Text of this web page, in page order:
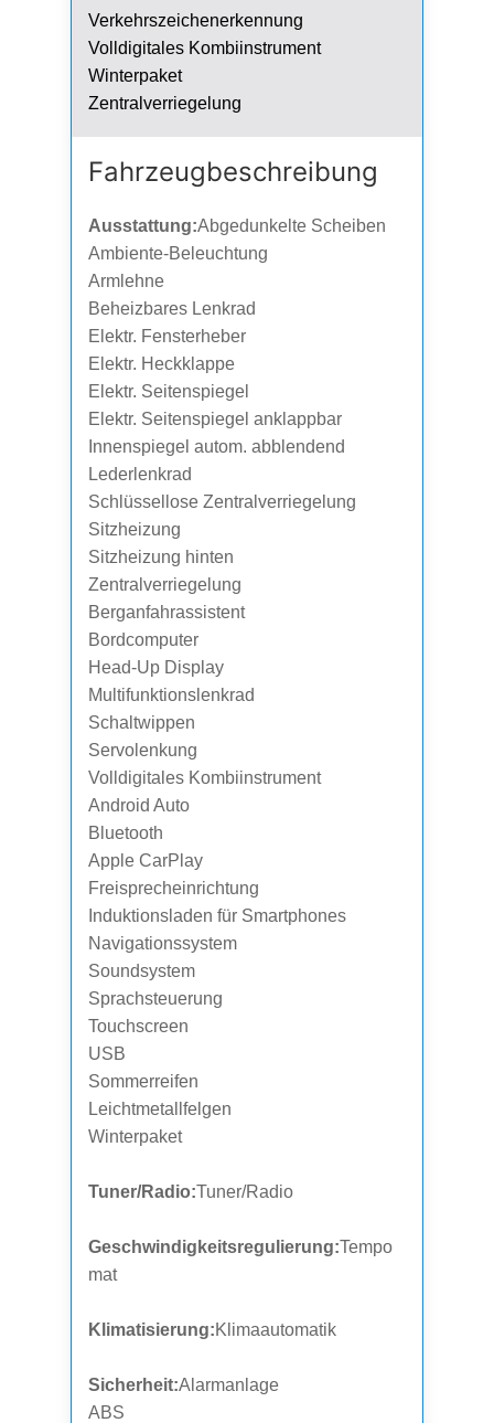
Verkehrszeichenerkennung
Volldigitales Kombiinstrument
Winterpaket
Zentralverriegelung
Fahrzeug­beschreibung
Ausstattung:Abgedunkelte Scheiben
Ambiente-Beleuchtung
Armlehne
Beheizbares Lenkrad
Elektr. Fensterheber
Elektr. Heckklappe
Elektr. Seitenspiegel
Elektr. Seitenspiegel anklappbar
Innenspiegel autom. abblendend
Lederlenkrad
Schlüssellose Zentralverriegelung
Sitzheizung
Sitzheizung hinten
Zentralverriegelung
Berganfahrassistent
Bordcomputer
Head-Up Display
Multifunktionslenkrad
Schaltwippen
Servolenkung
Volldigitales Kombiinstrument
Android Auto
Bluetooth
Apple CarPlay
Freisprecheinrichtung
Induktionsladen für Smartphones
Navigationssystem
Soundsystem
Sprachsteuerung
Touchscreen
USB
Sommerreifen
Leichtmetallfelgen
Winterpaket
Tuner/Radio:Tuner/Radio
Geschwindigkeitsregulierung:Tempo
mat
Klimatisierung:Klimaautomatik
Sicherheit:Alarmanlage
ABS